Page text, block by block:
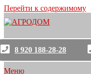
Перейти к содержимому
8 920 188-28-28
Меню